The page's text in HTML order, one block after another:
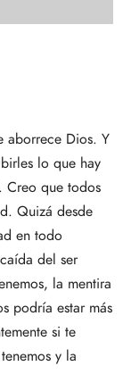
aborrece Dios. Y
lo que hay
Creo que todos
Quizá desde
en todo
del ser
la mentira
podría estar más
si te
y la